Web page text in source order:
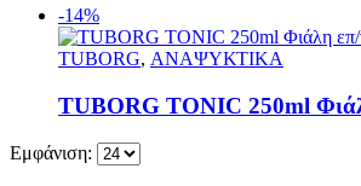
-14%
TUBORG, ΑΝΑΨΥΚΤΙΚΑ
TUBORG TONIC 250ml
Εμφάνιση: